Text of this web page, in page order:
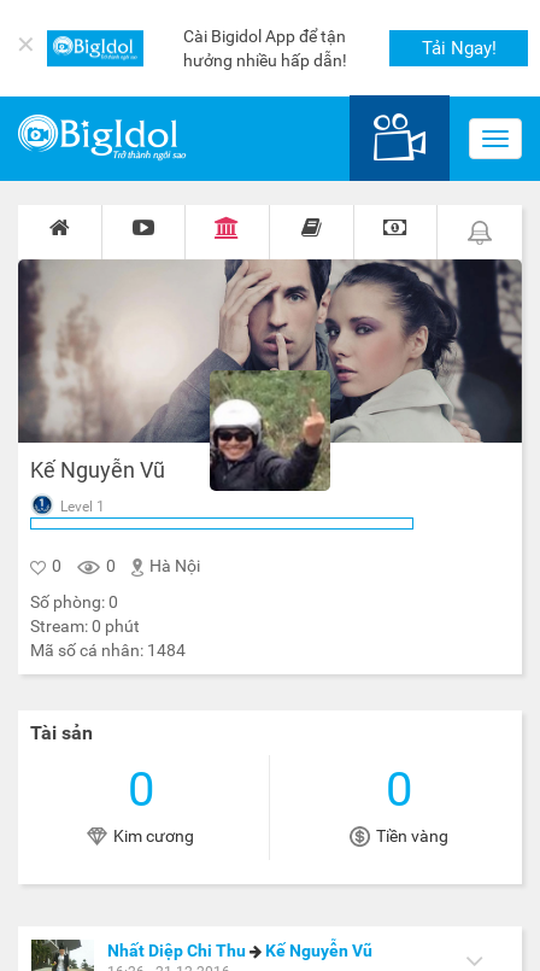
✕
Cài Bigidol App để tận
hưởng nhiều hấp dẫn!
Tải Ngay!
Kế Nguyễn Vũ
Level 1
0 0
Hà Nội
Số phòng:0
Stream:0 phút
Mã số cá nhân: 1484
Tài sản
0
Kim cương
0
Tiền vàng
Nhất Diệp Chi Thu Kế Nguyễn Vũ